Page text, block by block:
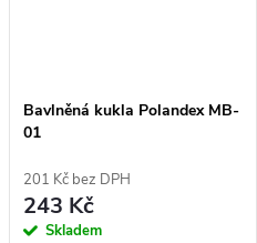
Bavlněná kukla Polandex MB-
01
201 Kč bez DPH
243 Kč
Skladem